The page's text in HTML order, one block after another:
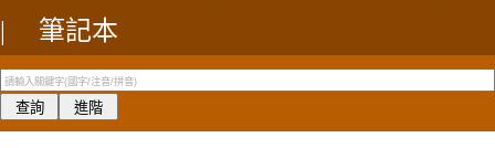
|
筆記本